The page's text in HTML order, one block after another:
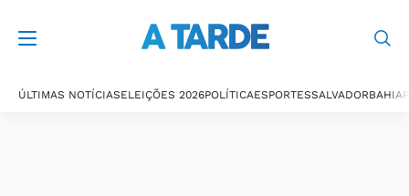
ÚLTIMAS NOTÍCIASELEIÇÕES 2026POLÍTICAESPORTESSALVADORBAHIA